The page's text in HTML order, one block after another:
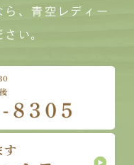
ら、青空レディー
い。